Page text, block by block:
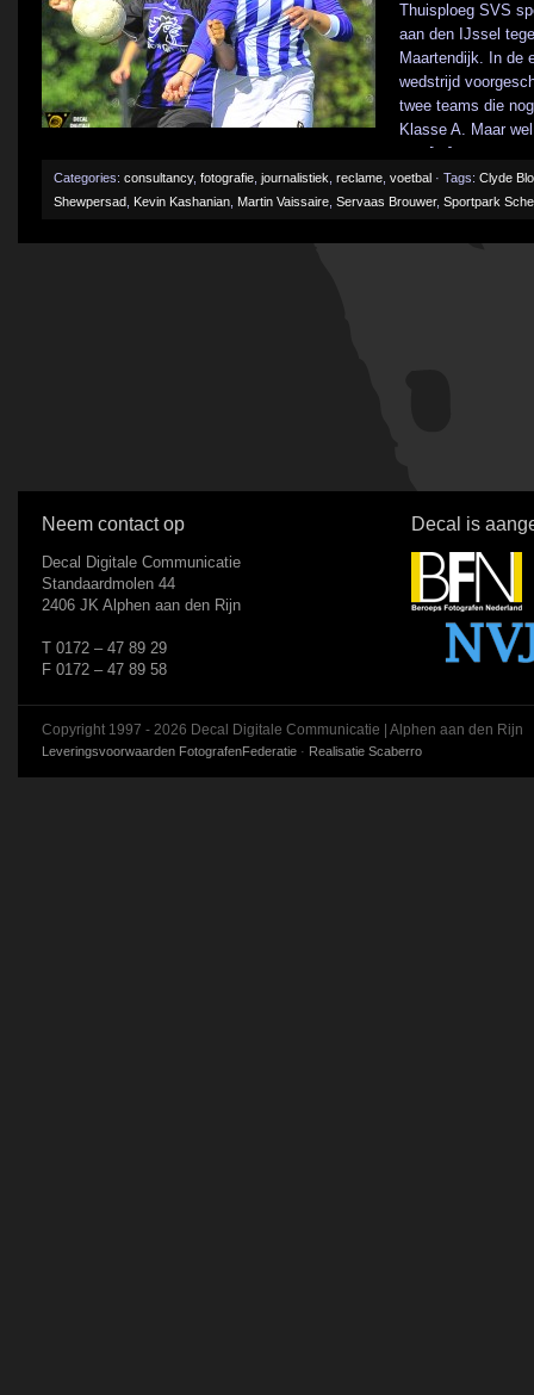
Thuisploeg SVS
aan den IJssel
Maartendijk. In de
wedstrijd
twee teams die
Klasse A. Maar
van [...]
Categories: consultancy, fotografie journalistiek reclame voetbal · Tags: Clyde
Shewpersad Kevin Kashanian Martin Vaissaire Servaas Brouwer, Sportpark
Neem contact op
Decal Digitale Communicatie
Standaardmolen 44
2406 JK Alphen aan den Rijn
T 0172 – 47 89 29
F 0172 – 47 89 58
Decal is
Copyright 1997 - 2026 Decal Digitale Communicatie | Alphen aan den Rijn
Leveringsvoorwaarden FotografenFederatie · Realisatie Scaberro